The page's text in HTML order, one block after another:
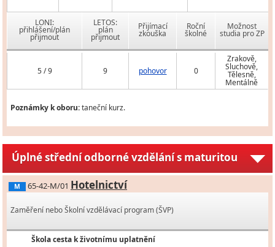
LONI:
přihlášení/plán
přijmout
LETOS:
plán
přijmout
Přijímací
zkouška
Roční
školné
Možnost
studia pro ZP
5 / 9 9 pohovor 0
Zrakově,
Sluchově,
Tělesně,
Mentálně
Poznámky k oboru:taneční kurz.
Úplné střední odborné vzdělání s maturitou
M 65-42-M/01 Hotelnictví
Zaměření nebo Školní vzdělávací program (ŠVP)
Škola cesta k životnímu uplatnění